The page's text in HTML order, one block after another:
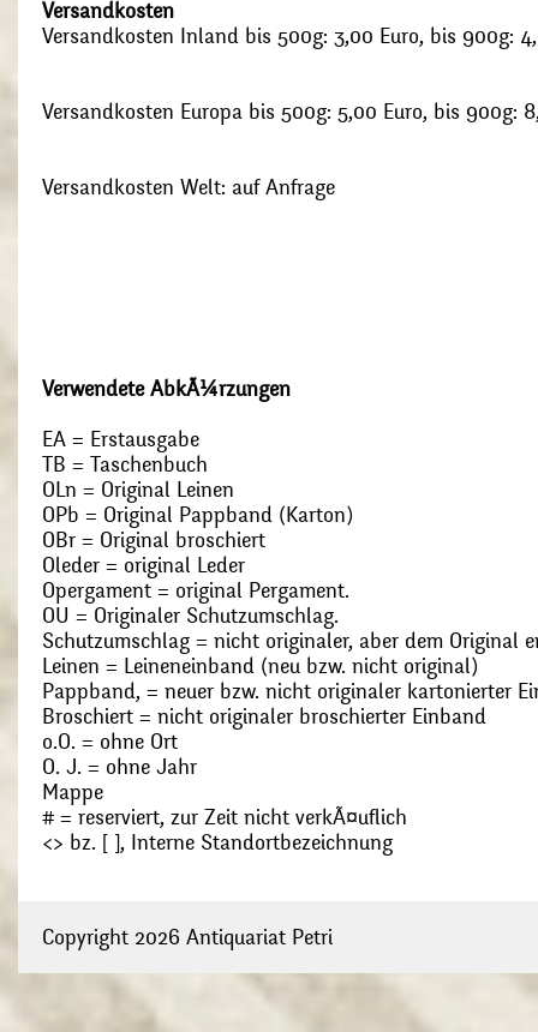
Versandkosten
Versandkosten Inland bis 500g: 3,00 Euro, bis 900g:
Versandkosten Europa bis 500g: 5,00 Euro, bis 900g:
Versandkosten Welt: auf Anfrage
Verwendete AbkÃ¼rzungen
EA = Erstausgabe
TB = Taschenbuch
OLn = Original Leinen
OPb = Original Pappband (Karton)
OBr = Original broschiert
Oleder = original Leder
Opergament = original Pergament.
OU = Originaler Schutzumschlag.
Schutzumschlag = nicht originaler, aber dem Original
Leinen = Leineneinband (neu bzw. nicht original)
Pappband, = neuer bzw. nicht originaler kartonierter
Broschiert = nicht originaler broschierter Einband
o.O. = ohne Ort
O. J. = ohne Jahr
Mappe
# = reserviert, zur Zeit nicht verkÃ¤uflich
<> bz. [ ], Interne Standortbezeichnung
Copyright 2026 Antiquariat Petri